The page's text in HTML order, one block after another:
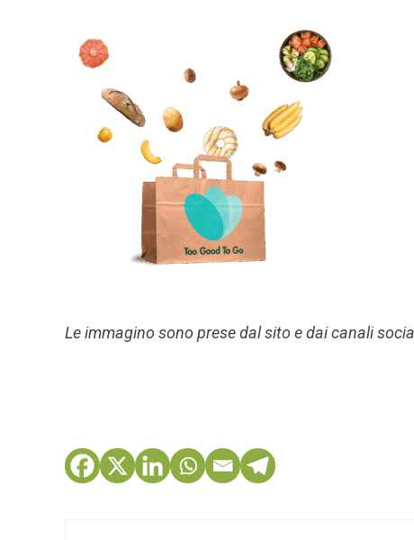
Le immagino sono prese dal sito e dai canali